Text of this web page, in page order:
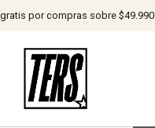
por compras sobre $49.990